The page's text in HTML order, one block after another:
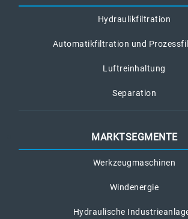
Hydraulikfiltration
Automatikfiltration und
Luftreinhaltung
Separation
MARKTSEGMENTE
Werkzeugmaschinen
Windenergie
Hydraulische